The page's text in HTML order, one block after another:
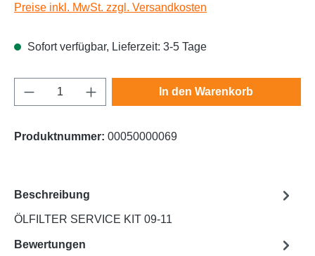
Preise inkl. MwSt. zzgl. Versandkosten
Sofort verfügbar, Lieferzeit: 3-5 Tage
Produkt Anzahl: Gib den gewünschten
In den Warenkorb
Produktnummer: 00050000069
Beschreibung
ÖLFILTER SERVICE KIT 09-11
Bewertungen